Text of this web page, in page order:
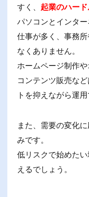
すく、 起業のハー
パソコンとインタ
仕事が多く、事務
なくありません。
ホームページ制作
コンテンツ販売な
トを抑えながら運用
また、需要の変化
みです。
低リスクで始めた
えるでしょう。